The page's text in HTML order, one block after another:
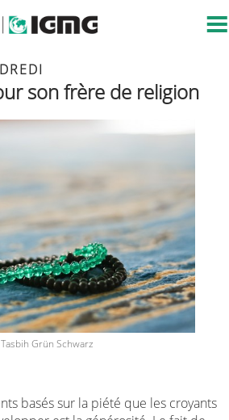
son frère de religion
Tasbih Grün Schwarz
basés sur la piété que les croyants